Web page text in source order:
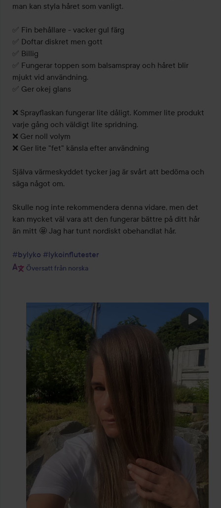
man kan styla håret som vanligt.
✅ Fin behållare - vacker gul färg
✅ Doftar diskret men gott
✅ Billig
✅ Fungerar toppen som balsamspray och håret blir
mjukt vid användning.
✅ Ger okej glans
❌ Sprayflaskan fungerar lite dåligt. Kommer lite produkt
varje gång och väldigt lite spridning.
❌ Ger noll volym
❌ Ger lite "fet" känsla efter användning
Själva värmeskyddet tycker jag är svårt att bedöma och
säga något om.
Skulle nog inte rekommendera denna vidare, men det
kan mycket väl vara att den fungerar bättre på ditt hår
än mitt 🤩 Jag har tunt nordiskt obehandlat hår.
#bylyko #lykoinflutester
Översatt från norska